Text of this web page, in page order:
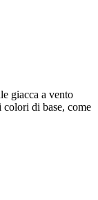
giacca a vento
di base, come